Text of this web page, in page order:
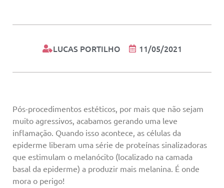
LUCAS PORTILHO 11/05/2021
Pós-procedimentos estéticos, por mais que não sejam
muito agressivos, acabamos gerando uma leve
inflamação. Quando isso acontece, as células da
epiderme liberam uma série de proteínas sinalizadoras
que estimulam o melanócito (localizado na camada
basal da epiderme) a produzir mais melanina. É onde
mora o perigo!